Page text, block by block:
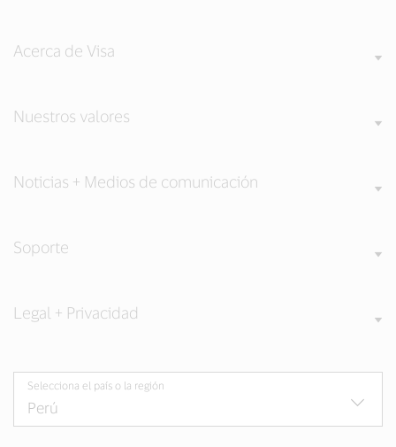
Acerca de Visa
Nuestros valores
Noticias + Medios de comunicación
Soporte
Legal + Privacidad
Selecciona el país o la región